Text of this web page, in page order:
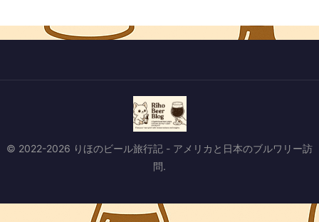
© 2022-2026 りほのビール旅行記 - アメリカと日本のブルワリー訪
問.